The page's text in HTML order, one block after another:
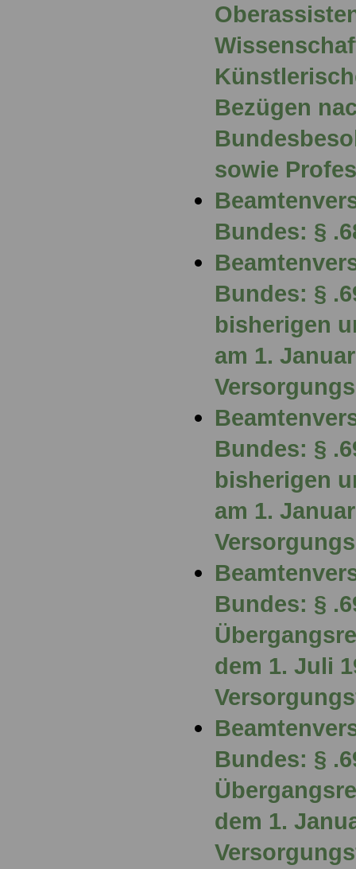
Bezügen
sowie
Bundes: §
Bundes: §
bisherigen
am 1.
Bundes: §
bisherigen
am 1.
Bundes: §
dem 1. Juli
Bundes: §
dem 1.